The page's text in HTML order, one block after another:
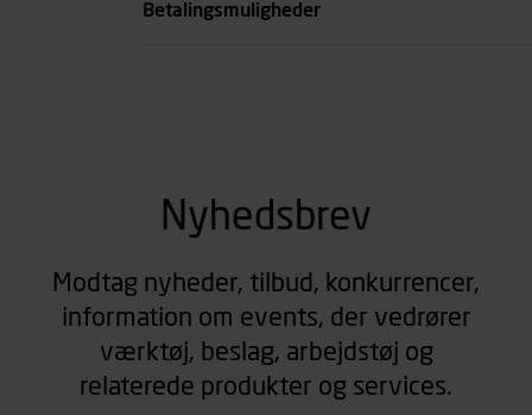
Betalingsmuligheder
Nyhedsbrev
Modtag nyheder, tilbud, konkurrencer,
information om events, der vedrører
værktøj, beslag, arbejdstøj og
relaterede produkter og services.